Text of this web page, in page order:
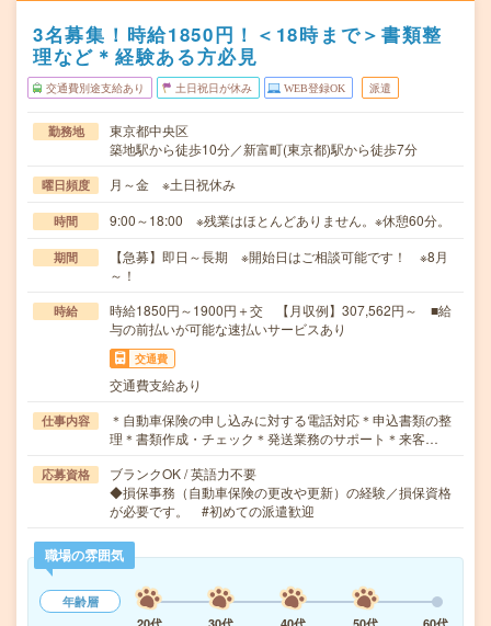
3名募集！時給1850円！＜18時まで＞書類整
理など＊経験ある方必見
交通費別途支給あり 土日祝日が休み WEB登録OK 派遣
勤務地
東京都中央区
築地駅から徒歩10分／新富町(東京都)駅から徒歩7分
曜日頻度 月～金 ※土日祝休み
時間 9:00～18:00 ※残業はほとんどありません。※休憩60分。
期間
【急募】即日～長期 ※開始日はご相談可能です！ ※8月
～！
時給
時給1850円～1900円＋交 【月収例】307,562円～ ■給
与の前払いが可能な速払いサービスあり
交通費
交通費支給あり
仕事内容
＊自動車保険の申し込みに対する電話対応＊申込書類の整
理＊書類作成・チェック＊発送業務のサポート＊来客…
応募資格
ブランクOK / 英語力不要
◆損保事務（自動車保険の更改や更新）の経験／損保資格
が必要です。 #初めての派遣歓迎
職場の雰囲気
年齢層